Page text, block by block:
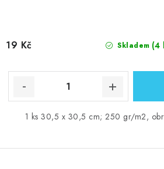
Skladem (4
19 Kč
1 ks 30,5 x 30,5 cm; 250 gr/m2,